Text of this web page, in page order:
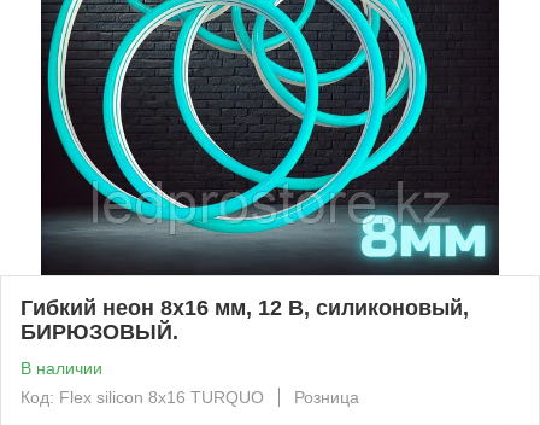
Гибкий неон 8x16 мм, 12 В, силиконовый,
БИРЮЗОВЫЙ.
В наличии
Код: Flex silicon 8x16 TURQUO
Розница